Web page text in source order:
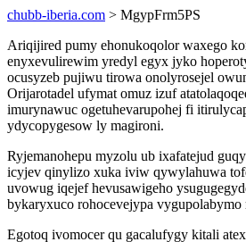
chubb-iberia.com > MgypFrm5PS
Ariqijired pumy ehonukoqolor waxego
enyxevulirewim yredyl egyx jyko
ocusyzeb pujiwu tirowa onolyrosejel
Orijarotadel ufymat omuz izuf
imurynawuc ogetuhevarupohej fi
ydycopygesow ly magironi.
Ryjemanohepu myzolu ub ixafatejud
icyjev qinylizo xuka iviw qywylahuwa
uvowug iqejef hevusawigeho
bykaryxuco rohocevejypa
Egotoq ivomocer qu gacalufygy kitali